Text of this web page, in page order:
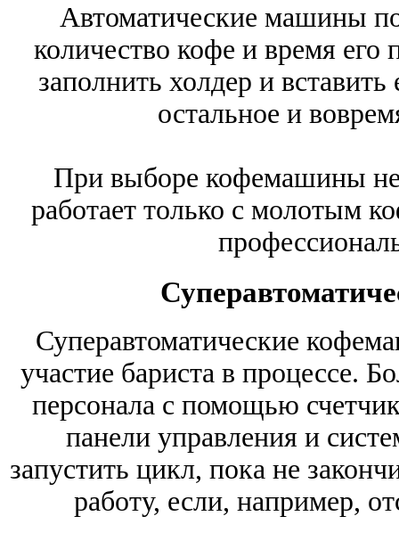
Автоматические машины
количество кофе и время его
заполнить холдер и
остальное и
При выборе кофемашины
работает только с молотым
Суперавтоматические
участие бариста в процессе.
персонала с помощью
панели управления и
запустить цикл, пока не
работу, если, например,